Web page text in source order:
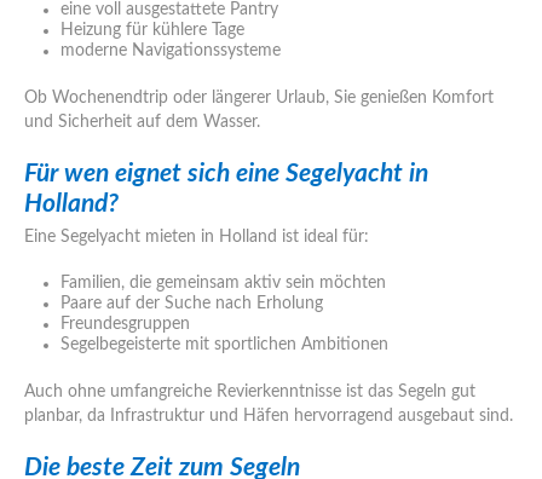
eine voll ausgestattete Pantry
Heizung für kühlere Tage
moderne Navigationssysteme
Ob Wochenendtrip oder längerer Urlaub, Sie genießen Komfort
und Sicherheit auf dem Wasser.
Für wen eignet sich eine Segelyacht in
Holland?
Eine Segelyacht mieten in Holland ist ideal für:
Familien, die gemeinsam aktiv sein möchten
Paare auf der Suche nach Erholung
Freundesgruppen
Segelbegeisterte mit sportlichen Ambitionen
Auch ohne umfangreiche Revierkenntnisse ist das Segeln gut
planbar, da Infrastruktur und Häfen hervorragend ausgebaut sind.
Die beste Zeit zum Segeln